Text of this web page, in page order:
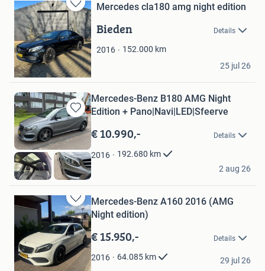
Bewaren
in
Mijn
Favorieten
Mercedes cla180 amg night edition
Bieden Details
2016 152.000 km
Herijgers
Zundert
25 jul 26
Bewaren
in
Mijn
Favorieten
Mercedes-Benz B180 AMG Night
Edition + Pano|Navi|LED|Sfeerve
€ 10.990,- Details
2016 192.680 km
B.A.
Rosmalen
2 aug 26
Bewaren
in
Mijn
Favorieten
Mercedes-Benz A160 2016 (AMG
Night edition)
€ 15.950,- Details
2016 64.085 km
Rick
Velp
29 jul 26
Bewaren